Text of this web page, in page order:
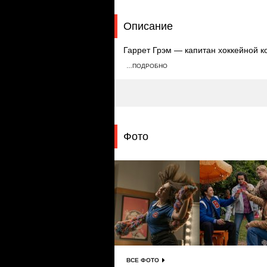
Описание
Гаррет Грэм — капитан хоккейной
продолжить играть. Он просит
…ПОДРОБНО
Фото
ВСЕ ФОТО